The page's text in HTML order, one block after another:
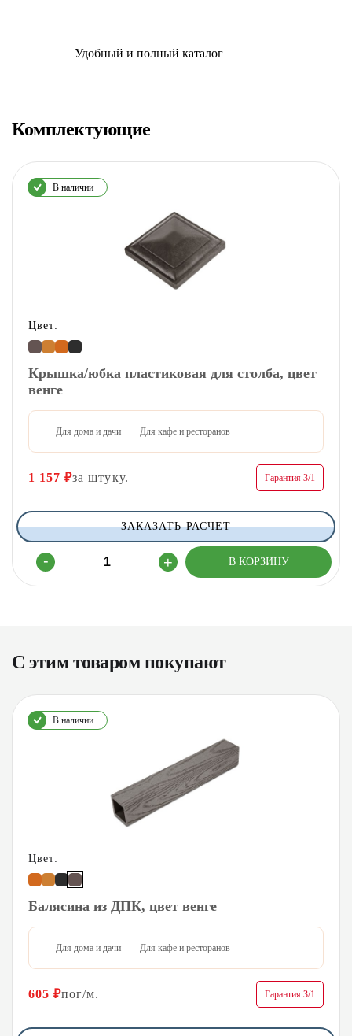
Удобный и полный каталог
Комплектующие
В наличии
Цвет:
Крышка/юбка пластиковая для столба, цвет
венге
Для дома и дачи Для кафе и ресторанов
1 157 ₽за штуку. Гарантия 3/1
ЗАКАЗАТЬ РАСЧЕТ
С этим товаром покупают
В наличии
Цвет:
Балясина из ДПК, цвет венге
Для дома и дачи Для кафе и ресторанов
605 ₽пог/м. Гарантия 3/1